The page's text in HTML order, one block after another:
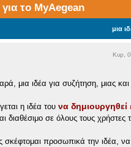
το MyAegean
μια
Κυρ,
μια ιδέα για συζήτηση, μιας
η ιδέα του να δημιουργηθεί
διαθέσιμο σε όλους τους χρήστες
σκέφτομαι προσωπικά την ιδέα,